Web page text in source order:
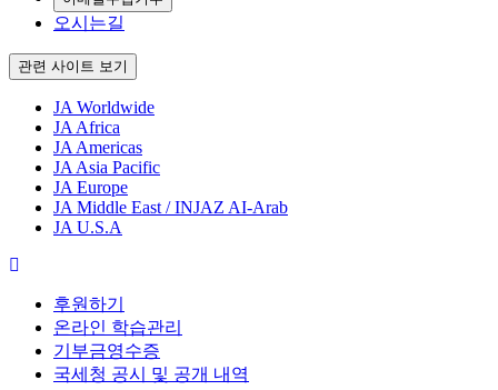
오시는길
관련 사이트 보기
JA Worldwide
JA Africa
JA Americas
JA Asia Pacific
JA Europe
JA Middle East / INJAZ AI-Arab
JA U.S.A
후원하기
온라인 학습관리
기부금영수증
국세청 공시 및 공개 내역